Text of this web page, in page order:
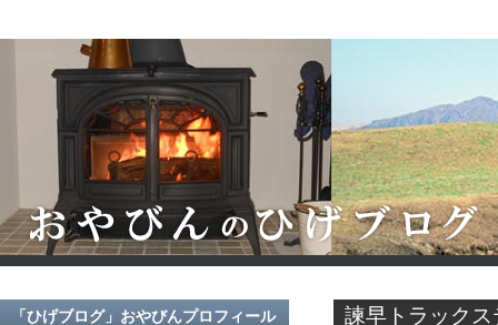
諫早トラック
「ひげブログ」おやびんプロフィール